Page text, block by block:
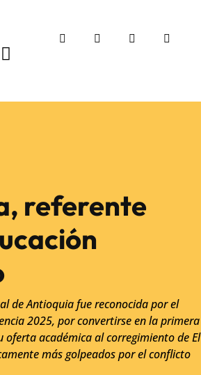
referente
de Antioquia fue reconocida por el
2025, por convertirse en la primera
académica al corregimiento de El
más golpeados por el conflicto